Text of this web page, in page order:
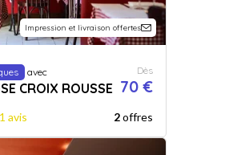
Impression et livraison offertes
avec
CROIX ROUSSE
Dès
70 €
1 avis 2offres